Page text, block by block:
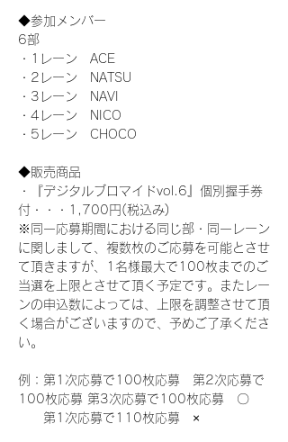
◆参加メンバー
6部
・1レーン　ACE
・2レーン　NATSU
・3レーン　NAVI
・4レーン　NICO
・5レーン　CHOCO
◆販売商品
・『デジタルブロマイドvol.6』個別握手券
付・・・1,700円(税込み)
※同一応募期間における同じ部・同一レーン
に関しまして、複数枚のご応募を可能とさせ
て頂きますが、1名様最大で100枚までのご
当選を上限とさせて頂く予定です。またレー
ンの申込数によっては、上限を調整させて頂
く場合がございますので、予めご了承くださ
い。
例：第1次応募で100枚応募　第2次応募で
100枚応募 第3次応募で100枚応募　〇
第1次応募で110枚応募　×